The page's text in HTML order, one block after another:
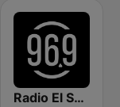
Radio El Salvador | 96.9 FM